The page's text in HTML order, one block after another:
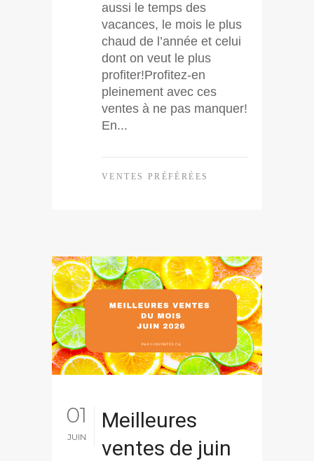
aussi le temps des
vacances, le mois le plus
chaud de l’année et celui
dont on veut le plus
profiter!Profitez-en
pleinement avec ces
ventes à ne pas manquer!
En...
VENTES PRÉFÉRÉES
01
JUIN
Meilleures
ventes de juin